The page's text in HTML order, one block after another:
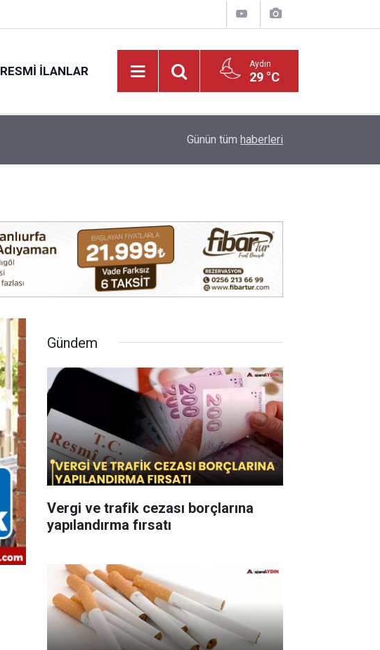
RESMI İLANLAR Aydın
29 °C
Kuyucak'ta 5 dekar kestanelik yandı
Günün tüm haberleri
Gündem
Vergi ve trafik cezası borçlarına
yapılandırma fırsatı